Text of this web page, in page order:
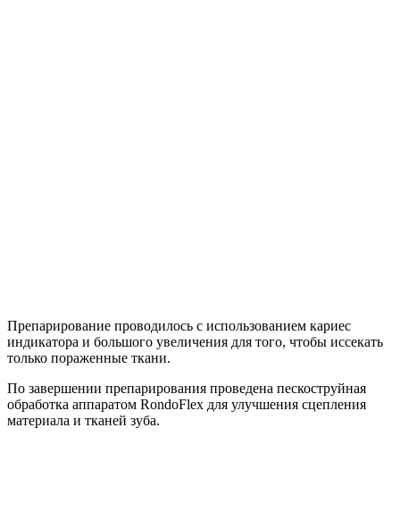
Препарирование проводилось с использованием кариес
индикатора и большого увеличения для того, чтобы иссекать
только пораженные ткани.
По завершении препарирования проведена пескоструйная
обработка аппаратом RondoFlex для улучшения сцепления
материала и тканей зуба.